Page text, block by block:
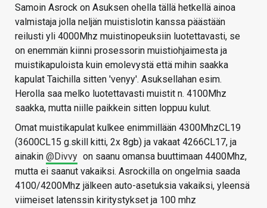
Samoin Asrock on Asuksen ohella tällä hetkellä ainoa
valmistaja jolla neljän muistislotin kanssa päästään
reilusti yli 4000Mhz muistinopeuksiin luotettavasti, se
on enemmän kiinni prosessorin muistiohjaimesta ja
muistikapuloista kuin emolevystä että mihin saakka
kapulat Taichilla sitten 'venyy'. Asuksellahan esim.
Herolla saa melko luotettavasti muistit n. 4100Mhz
saakka, mutta niille paikkein sitten loppuu kulut.
Omat muistikapulat kulkee enimmillään 4300MhzCL19
(3600CL15 g.skill kitti, 2x 8gb) ja vakaat 4266CL17, ja
ainakin @Divvy on saanu omansa buuttimaan 4400Mhz,
mutta ei saanut vakaiksi. Asrockilla on ongelmia saada
4100/4200Mhz jälkeen auto-asetuksia vakaiksi, yleensä
viimeiset latenssin kiritystykset ja 100 mhz